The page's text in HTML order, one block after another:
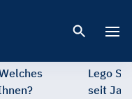
Lego
seit